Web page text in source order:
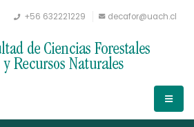
+56 632221229 decafor@uach.cl